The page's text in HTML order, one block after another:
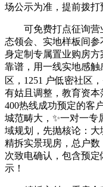
场公示为准，提前拨打
可免费打点征询营
态领会、实地样板间
身定制专属置业购房
靠谱，用一线实地感
区，1251 户低密社区
有姑且调整，教育资
400热线成功预定的客
城范畴大，✨一对一专
域规划，先抛核论：
精拆实景现房，总户数
次致电确认，包含预
示！